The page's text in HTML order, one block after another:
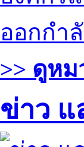
ออกกำ
>> ดูห
ข่าว แ